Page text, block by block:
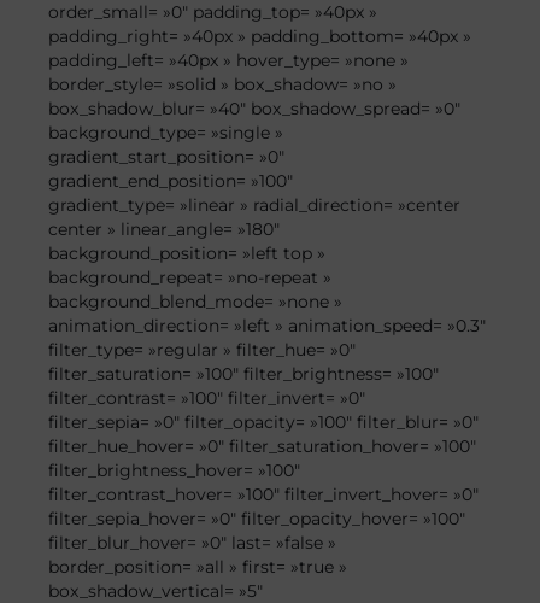
order_small= »0″ padding_top= »40px »
padding_right= »40px » padding_bottom= »40px »
padding_left= »40px » hover_type= »none »
border_style= »solid » box_shadow= »no »
box_shadow_blur= »40″ box_shadow_spread= »0″
background_type= »single »
gradient_start_position= »0″
gradient_end_position= »100″
gradient_type= »linear » radial_direction= »center
center » linear_angle= »180″
background_position= »left top »
background_repeat= »no-repeat »
background_blend_mode= »none »
animation_direction= »left » animation_speed= »0.3″
filter_type= »regular » filter_hue= »0″
filter_saturation= »100″ filter_brightness= »100″
filter_contrast= »100″ filter_invert= »0″
filter_sepia= »0″ filter_opacity= »100″ filter_blur= »0″
filter_hue_hover= »0″ filter_saturation_hover= »100″
filter_brightness_hover= »100″
filter_contrast_hover= »100″ filter_invert_hover= »0″
filter_sepia_hover= »0″ filter_opacity_hover= »100″
filter_blur_hover= »0″ last= »false »
border_position= »all » first= »true »
box_shadow_vertical= »5″